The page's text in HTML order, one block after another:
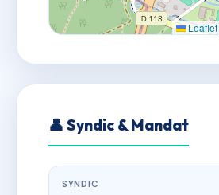
Leaflet
👤 Syndic & Mandat
SYNDIC